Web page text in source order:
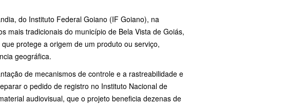
do Instituto Federal Goiano (IF Goiano), na
mais tradicionais do município de Bela Vista de Goiás,
protege a origem de um produto ou serviço,
geográfica.
de mecanismos de controle e a rastreabilidade e
o pedido de registro no Instituto Nacional de
audiovisual, que o projeto beneficia dezenas de